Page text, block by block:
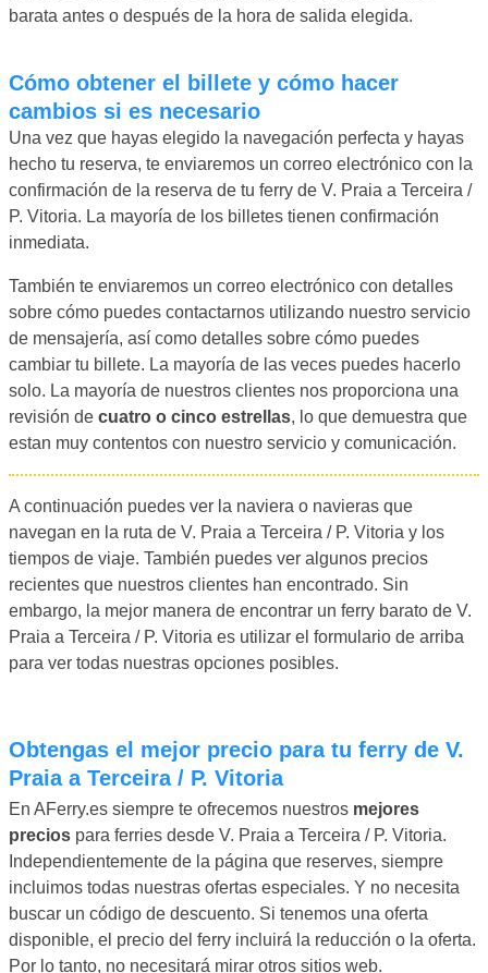
barata antes o después de la hora de salida elegida.
Cómo obtener el billete y cómo hacer
cambios si es necesario
Una vez que hayas elegido la navegación perfecta y hayas
hecho tu reserva, te enviaremos un correo electrónico con la
confirmación de la reserva de tu ferry de V. Praia a Terceira /
P. Vitoria. La mayoría de los billetes tienen confirmación
inmediata.
También te enviaremos un correo electrónico con detalles
sobre cómo puedes contactarnos utilizando nuestro servicio
de mensajería, así como detalles sobre cómo puedes
cambiar tu billete. La mayoría de las veces puedes hacerlo
solo. La mayoría de nuestros clientes nos proporciona una
revisión de cuatro o cinco estrellas, lo que demuestra que
estan muy contentos con nuestro servicio y comunicación.
A continuación puedes ver la naviera o navieras que
navegan en la ruta de V. Praia a Terceira / P. Vitoria y los
tiempos de viaje. También puedes ver algunos precios
recientes que nuestros clientes han encontrado. Sin
embargo, la mejor manera de encontrar un ferry barato de V.
Praia a Terceira / P. Vitoria es utilizar el formulario de arriba
para ver todas nuestras opciones posibles.
Obtengas el mejor precio para tu ferry de V.
Praia a Terceira / P. Vitoria
En AFerry.es siempre te ofrecemos nuestros mejores
precios para ferries desde V. Praia a Terceira / P. Vitoria.
Independientemente de la página que reserves, siempre
incluimos todas nuestras ofertas especiales. Y no necesita
buscar un código de descuento. Si tenemos una oferta
disponible, el precio del ferry incluirá la reducción o la oferta.
Por lo tanto, no necesitará mirar otros sitios web.